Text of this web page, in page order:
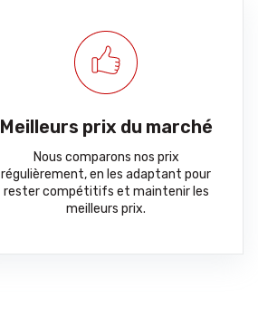
Meilleurs prix du marché
Nous comparons nos prix
régulièrement, en les adaptant pour
rester compétitifs et maintenir les
meilleurs prix.